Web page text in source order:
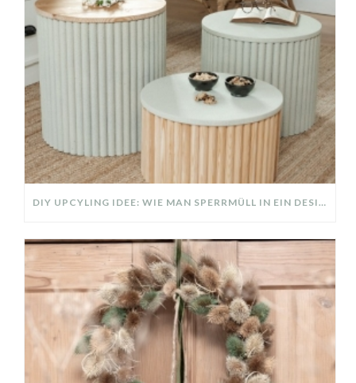
DIY UPCYLING IDEE: WIE MAN SPERRMÜLL IN EIN DESIGNER TEIL VERWANDELT